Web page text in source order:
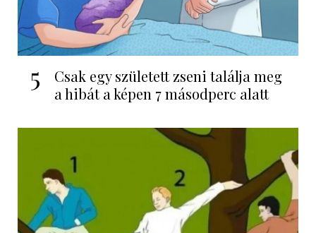
5
Csak egy született zseni találja meg
a hibát a képen 7 másodperc alatt